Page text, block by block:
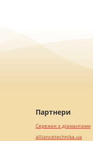
Партнери
Сережки з діамантами
alliancetechnika.ua